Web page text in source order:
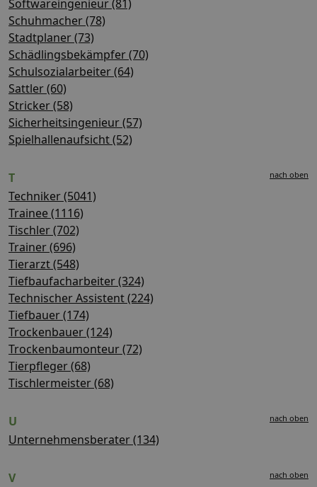
Softwareingenieur (81)
Schuhmacher (78)
Stadtplaner (73)
Schädlingsbekämpfer (70)
Schulsozialarbeiter (64)
Sattler (60)
Stricker (58)
Sicherheitsingenieur (57)
Spielhallenaufsicht (52)
T nach oben
Techniker (5041)
Trainee (1116)
Tischler (702)
Trainer (696)
Tierarzt (548)
Tiefbaufacharbeiter (324)
Technischer Assistent (224)
Tiefbauer (174)
Trockenbauer (124)
Trockenbaumonteur (72)
Tierpfleger (68)
Tischlermeister (68)
U nach oben
Unternehmensberater (134)
V nach oben